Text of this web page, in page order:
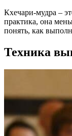
Кхечари-мудра –
практика, она
понять, как
Техника